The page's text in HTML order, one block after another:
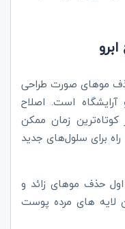
حذف موهای صورت طراحی
است. اصلاح
زمان ممکن
برای سلول‌های جدید
حذف موهای زائد و
لایه های مرده پوست